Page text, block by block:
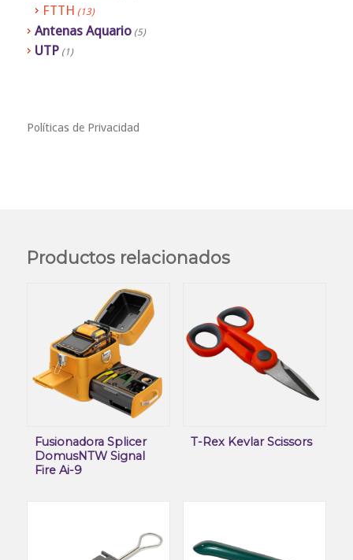
FTTH (13)
Antenas Aquario (5)
UTP (1)
Políticas de Privacidad
Productos relacionados
Fusionadora Splicer
DomusNTW Signal
Fire Ai-9
T-Rex Kevlar Scissors